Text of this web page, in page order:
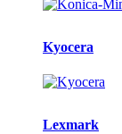
Kyocera
Lexmark